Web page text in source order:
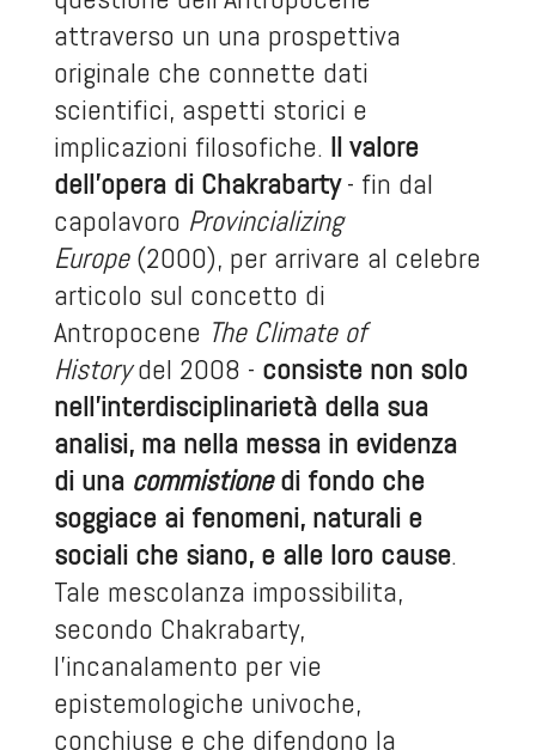
attraverso un una prospettiva
originale che connette dati
scientifici, aspetti storici e
implicazioni filosofiche. Il valore
dell’opera di Chakrabarty- fin dal
capolavoro Provincializing
Europe(2000), per arrivare al celebre
articolo sul concetto di
Antropocene The Climate of
Historydel 2008 - consiste non solo
nell’interdisciplinarietà della sua
analisi, ma nella messa in evidenza
di una commistionedi fondo che
soggiace ai fenomeni, naturali e
sociali che siano, e alle loro cause.
Tale mescolanza impossibilita,
secondo Chakrabarty,
l’incanalamento per vie
epistemologiche univoche,
conchiuse e che difendono la